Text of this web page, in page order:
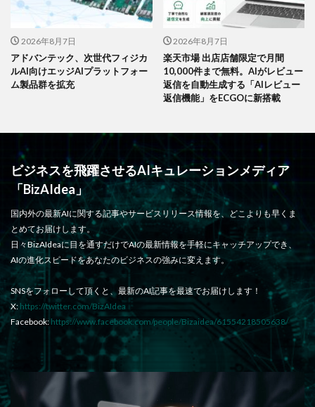
2026年8月7日
アドバンテック、次世代フィジカ
ルAI向けエッジAIプラットフォー
ム製品群を拡充
2026年8月7日
楽天市場 出店店舗限定で月間
10,000件まで無料。AIがレビュー
返信を自動生成する「AIレビュー
返信機能」をECGOに新搭載
ビジネスを飛躍させるAIキュレーションメディア
「BizAIdea」
国内外の最新AIに関する記事やサービスリリース情報を、どこよりも早くま
とめてお届けします。
日々BizAIdeaに目を通すだけでAIの最新情報を手軽にキャッチアップでき、
AIの進化スピードをあなたのビジネスの強みに変えます。
SNSをフォローして頂くと、最新のAI記事を最速でお届けします！
X: https://twitter.com/BizAIdea
Facebook: https://www.facebook.com/people/Bizaidea/61554218505638/